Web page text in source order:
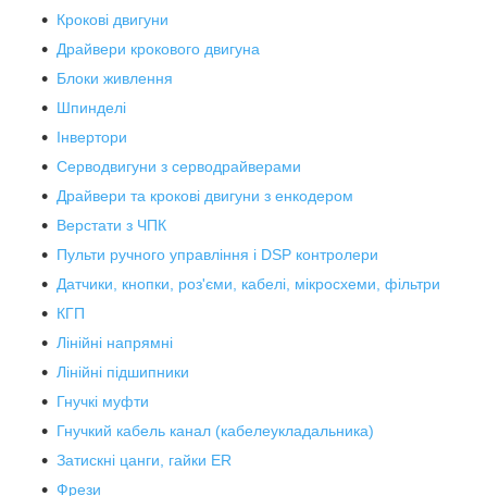
Крокові двигуни
Драйвери крокового двигуна
Блоки живлення
Шпинделі
Інвертори
Серводвигуни з серводрайверами
Драйвери та крокові двигуни з енкодером
Верстати з ЧПК
Пульти ручного управління і DSP контролери
Датчики, кнопки, роз'єми, кабелі, мікросхеми, фільтри
КГП
Лінійні напрямні
Лінійні підшипники
Гнучкі муфти
Гнучкий кабель канал (кабелеукладальника)
Затискні цанги, гайки ER
Фрези